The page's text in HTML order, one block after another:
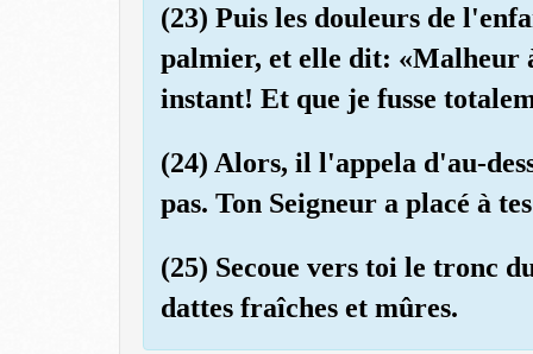
(23) Puis les douleurs de
palmier, et elle dit: «Malheur
instant! Et que je fusse
(24) Alors, il l'appela d'au-
pas. Ton Seigneur a placé à
(25) Secoue vers toi le tronc
dattes fraîches et mûres.